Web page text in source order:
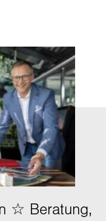
bieten bei
für Ihre
vom Material des
Gemessen wird
in UPF
Wert ist
von
der
in Abhängigkeit
Je nach